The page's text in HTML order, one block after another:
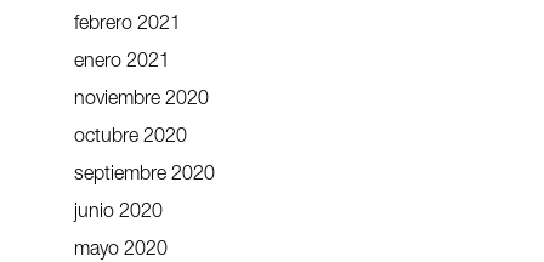
febrero 2021
enero 2021
noviembre 2020
octubre 2020
septiembre 2020
junio 2020
mayo 2020